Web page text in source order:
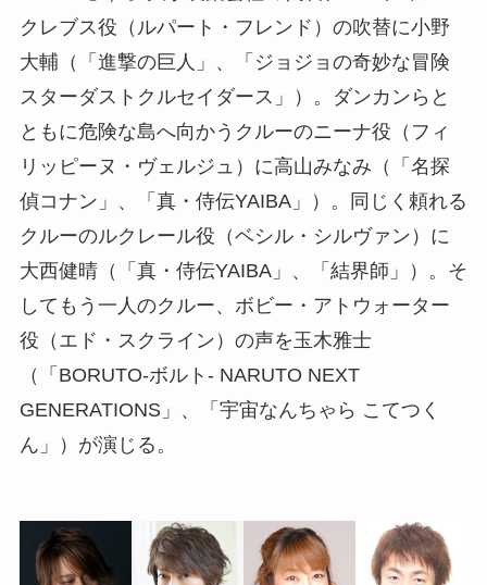
クレブス役（ルパート・フレンド）の吹替に小野
大輔（「進撃の巨人」、「ジョジョの奇妙な冒険
スターダストクルセイダース」）。ダンカンらと
ともに危険な島へ向かうクルーのニーナ役（フィ
リッピーヌ・ヴェルジュ）に高山みなみ（「名探
偵コナン」、「真・侍伝YAIBA」）。同じく頼れる
クルーのルクレール役（ベシル・シルヴァン）に
大西健晴（「真・侍伝YAIBA」、「結界師」）。そ
してもう一人のクルー、ボビー・アトウォーター
役（エド・スクライン）の声を玉木雅士
（「BORUTO-ボルト- NARUTO NEXT
GENERATIONS」、「宇宙なんちゃら こてつく
ん」）が演じる。